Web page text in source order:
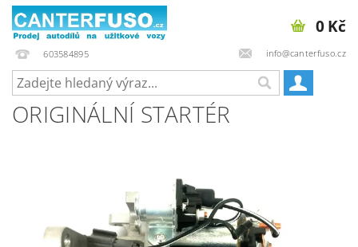
603584895 info@canterfuso.cz
0 Kč
ORIGINÁLNÍ STARTÉR